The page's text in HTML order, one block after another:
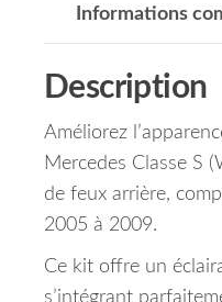
Informations
Description
Améliorez
Mercedes Classe S
de feux arrière,
2005 à 2009.
Ce kit offre un
s’intégrant